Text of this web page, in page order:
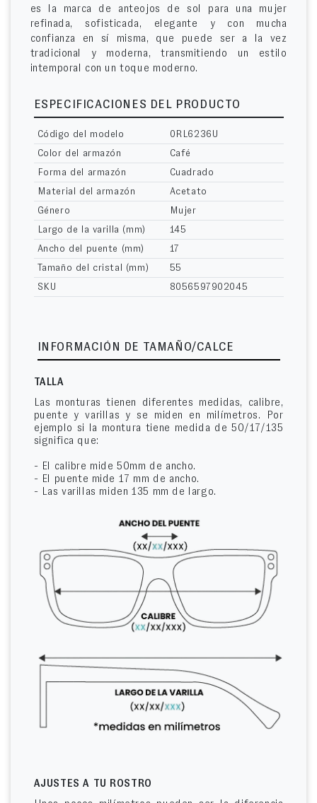
es la marca de anteojos de sol para una mujer
refinada, sofisticada, elegante y con mucha
confianza en sí misma, que puede ser a la vez
tradicional y moderna, transmitiendo un estilo
intemporal con un toque moderno.
ESPECIFICACIONES DEL PRODUCTO
Código del modelo
0RL6236U
Color del armazón
Café
Forma del armazón
Cuadrado
Material del armazón
Acetato
Género
Mujer
Largo de la varilla (mm)
145
Ancho del puente (mm)
17
Tamaño del cristal (mm)
55
SKU
8056597902045
INFORMACIÓN DE TAMAÑO/CALCE
TALLA
Las monturas tienen diferentes medidas, calibre,
puente y varillas y se miden en milímetros. Por
ejemplo si la montura tiene medida de 50/17/135
significa que:
- El calibre mide 50mm de ancho.
- El puente mide 17 mm de ancho.
- Las varillas miden 135 mm de largo.
AJUSTES A TU ROSTRO